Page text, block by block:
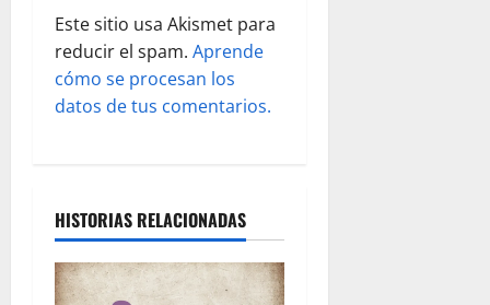
d
a
Este sitio usa Akismet para
reducir el spam. Aprende
cómo se procesan los
datos de tus comentarios.
HISTORIAS RELACIONADAS